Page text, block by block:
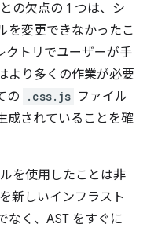
の欠点の 1 つは、シ
を変更できなかったこ
クトリでユーザーが手
より多くの作業が必要
の
.css.js ファイル
成されていることを確
を使用したことは非
新しいインフラスト
なく、AST をすぐに